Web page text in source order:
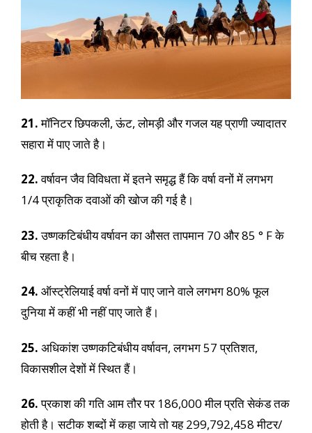
21.मॉनिटर छिपकली, ऊंट, लोमड़ी और गजल यह प्राणी ज्यादातर
सहारा में पाए जाते है।
22.वर्षावन जैव विविधता में इतने समृद्ध हैं कि वर्षा वनों में लगभग
1/4 प्राकृतिक दवाओं की खोज की गई है।
23.उष्णकटिबंधीय वर्षावन का औसत तापमान 70 और 85 ° F के
बीच रहता है।
24. ऑस्ट्रेलियाई वर्षा वनों में पाए जाने वाले लगभग 80% फूल
दुनिया में कहीं भी नहीं पाए जाते हैं।
25. अधिकांश उष्णकटिबंधीय वर्षावन, लगभग 57 प्रतिशत,
विकासशील देशों में स्थित हैं।
26.प्रकाश की गति आम तौर पर 186,000 मील प्रति सेकंड तक
होती है। सटीक शब्दों में कहा जाये तो यह 299,792,458 मीटर/